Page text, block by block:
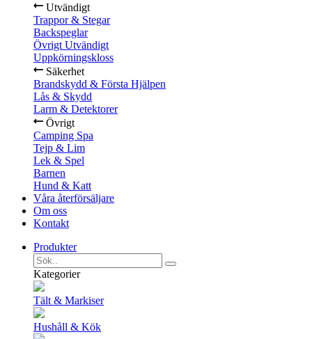
Utvändigt
Trappor & Stegar
Backspeglar
Övrigt Utvändigt
Uppkörningskloss
Säkerhet
Brandskydd & Första Hjälpen
Lås & Skydd
Larm & Detektorer
Övrigt
Camping Spa
Tejp & Lim
Lek & Spel
Barnen
Hund & Katt
Våra återförsäljare
Om oss
Kontakt
Produkter
Kategorier
Tält & Markiser
Hushåll & Kök